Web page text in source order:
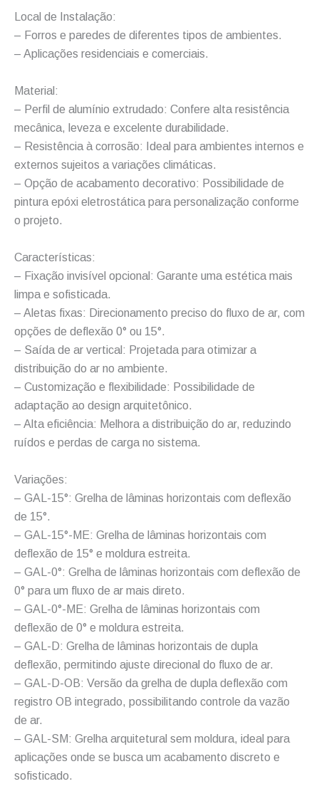
Local de Instalação:
– Forros e paredes de diferentes tipos de ambientes.
– Aplicações residenciais e comerciais.
Material:
– Perfil de alumínio extrudado: Confere alta resistência
mecânica, leveza e excelente durabilidade.
– Resistência à corrosão: Ideal para ambientes internos e
externos sujeitos a variações climáticas.
– Opção de acabamento decorativo: Possibilidade de
pintura epóxi eletrostática para personalização conforme
o projeto.
Características:
– Fixação invisível opcional: Garante uma estética mais
limpa e sofisticada.
– Aletas fixas: Direcionamento preciso do fluxo de ar, com
opções de deflexão 0° ou 15°.
– Saída de ar vertical: Projetada para otimizar a
distribuição do ar no ambiente.
– Customização e flexibilidade: Possibilidade de
adaptação ao design arquitetônico.
– Alta eficiência: Melhora a distribuição do ar, reduzindo
ruídos e perdas de carga no sistema.
Variações:
– GAL-15°: Grelha de lâminas horizontais com deflexão
de 15°.
– GAL-15°-ME: Grelha de lâminas horizontais com
deflexão de 15° e moldura estreita.
– GAL-0°: Grelha de lâminas horizontais com deflexão de
0° para um fluxo de ar mais direto.
– GAL-0°-ME: Grelha de lâminas horizontais com
deflexão de 0° e moldura estreita.
– GAL-D: Grelha de lâminas horizontais de dupla
deflexão, permitindo ajuste direcional do fluxo de ar.
– GAL-D-OB: Versão da grelha de dupla deflexão com
registro OB integrado, possibilitando controle da vazão
de ar.
– GAL-SM: Grelha arquitetural sem moldura, ideal para
aplicações onde se busca um acabamento discreto e
sofisticado.